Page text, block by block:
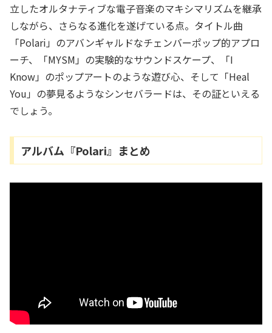
立したオルタナティブな電子音楽のマキシマリズムを継承
しながら、さらなる進化を遂げている点。タイトル曲
「Polari」のアバンギャルドなチェンバーポップ的アプロ
ーチ、「MYSM」の実験的なサウンドスケープ、「I
Know」のポップアートのような遊び心、そして「Heal
You」の夢見るようなシンセバラードは、その証といえる
でしょう。
アルバム『Polari』まとめ